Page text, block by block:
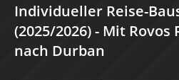
Individueller Reise-
(2025/2026) - Mit
nach Durban